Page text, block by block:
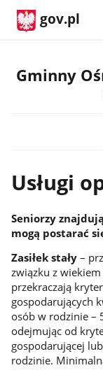
gov.pl
Gminny
Usługi
Seniorzy
mogą postarać
Zasiłek stały –
związku z
przekraczają
gospodarujących
osób w rodzinie –
odejmując od
gospodarującej
rodzinie.